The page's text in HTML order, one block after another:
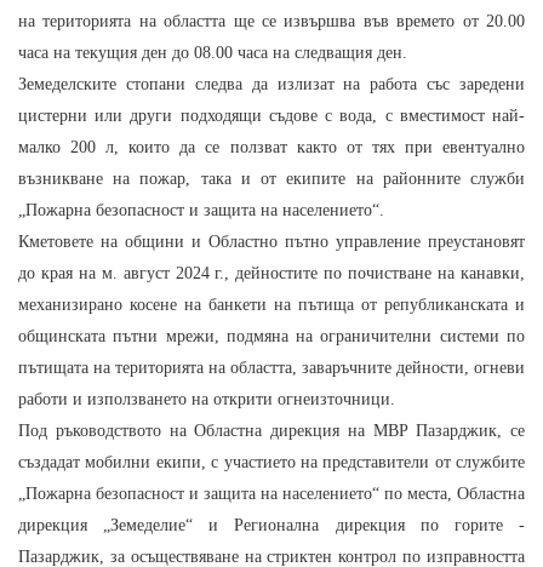
на територията на областта ще се извършва във времето от 20.00
часа на текущия ден до 08.00 часа на следващия ден.
Земеделските стопани следва да излизат на работа със заредени
цистерни или други подходящи съдове с вода, с вместимост най-
малко 200 л, които да се ползват както от тях при евентуално
възникване на пожар, така и от екипите на районните служби
„Пожарна безопасност и защита на населението“.
Кметовете на общини и Областно пътно управление преустановят
до края на м. август 2024 г., дейностите по почистване на канавки,
механизирано косене на банкети на пътища от републиканската и
общинската пътни мрежи, подмяна на ограничителни системи по
пътищата на територията на областта, заваръчните дейности, огневи
работи и използването на открити огнеизточници.
Под ръководството на Областна дирекция на МВР Пазарджик, се
създадат мобилни екипи, с участието на представители от службите
„Пожарна безопасност и защита на населението“ по места, Областна
дирекция „Земеделие“ и Регионална дирекция по горите -
Пазарджик, за осъществяване на стриктен контрол по изправността